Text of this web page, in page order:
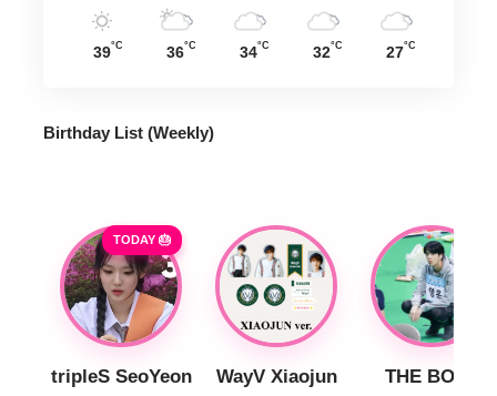
39°C 36°C 34°C 32°C 27°C
Birthday List (Weekly)
TODAY 🎂
tripleS SeoYeon
WayV Xiaojun
THE BOYZ